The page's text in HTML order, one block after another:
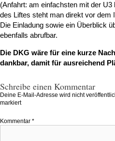
(Anfahrt: am einfachsten mit der
des Liftes steht man direkt vor dem
Die Einladung sowie ein Überblick
ebenfalls abrufbar.
Die DKG wäre für eine kurze
dankbar, damit für ausreichend
Schreibe einen Kommentar
Deine E-Mail-Adresse wird nicht
markiert
Kommentar *